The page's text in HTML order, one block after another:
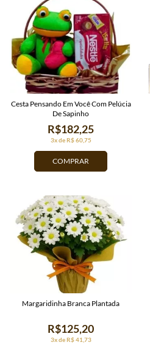
COMPRAR
3x de R$ 60,75
R$182,25
Cesta Pensando Em Você Com Pelúcia
De Sapinho
3x de R$ 41,73
R$125,20
Margaridinha Branca Plantada